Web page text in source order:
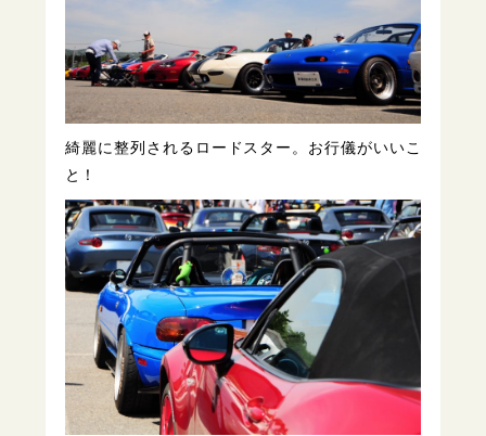
綺麗に整列されるロードスター。お行儀がいいこ
と！